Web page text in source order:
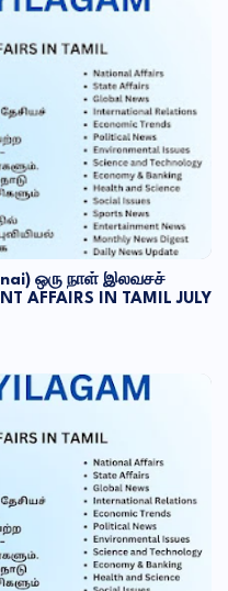
ஒரு நாள் இலவசச்
AFFAIRS IN TAMIL JULY